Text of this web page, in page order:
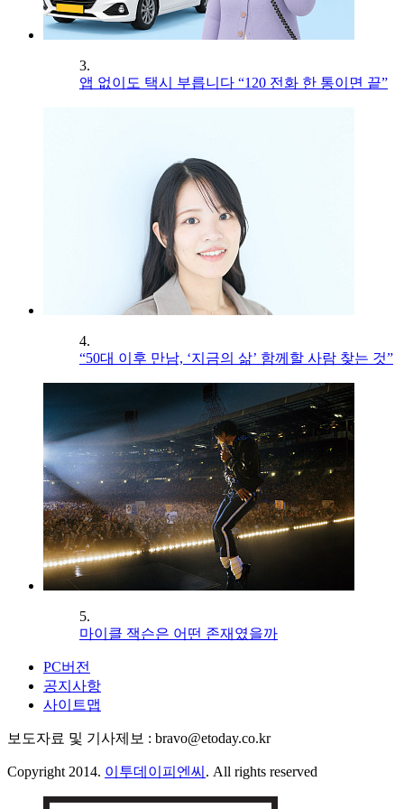
3.
앱 없이도 택시 부릅니다 “120 전화 한 통이면 끝”
4.
“50대 이후 만남, ‘지금의 삶’ 함께할 사람 찾는 것”
5.
마이클 잭슨은 어떤 존재였을까
PC버전
공지사항
사이트맵
보도자료 및 기사제보 : bravo@etoday.co.kr
Copyright 2014. 이투데이피엔씨 . All rights reserved